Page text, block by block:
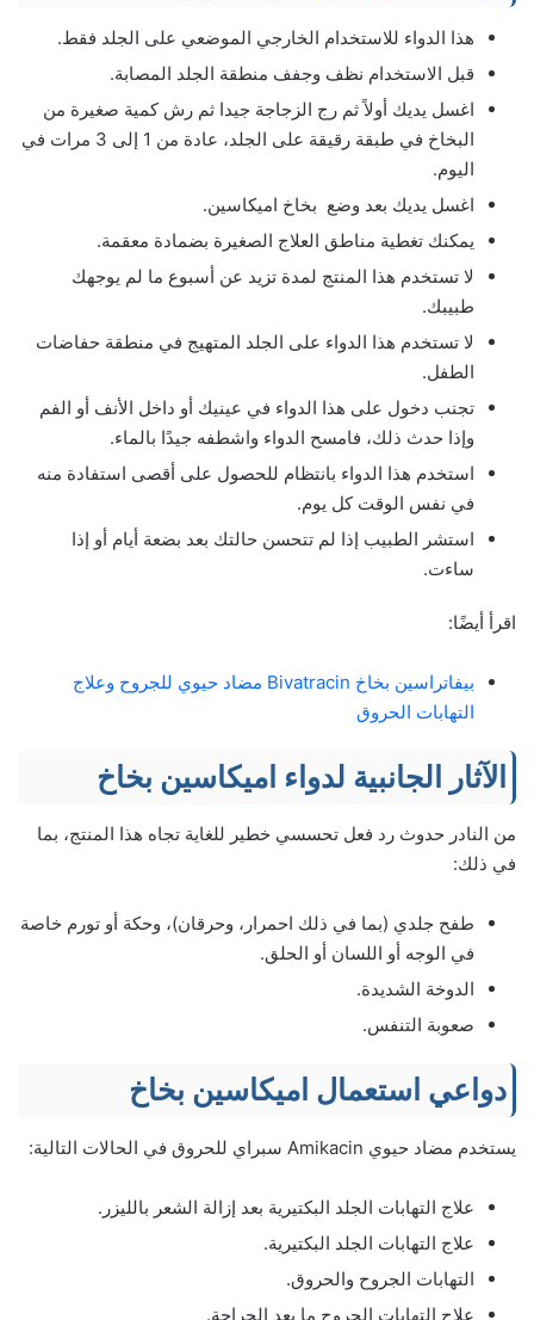
هذا الدواء للاستخدام الخارجي الموضعي على الجلد فقط.
قبل الاستخدام نظف وجفف منطقة الجلد المصابة.
اغسل يديك أولاً ثم رج الزجاجة جيدا ثم رش كمية صغيرة من
البخاخ في طبقة رقيقة على الجلد، عادة من 1 إلى 3 مرات في
اليوم.
اغسل يديك بعد وضع بخاخ اميكاسين.
يمكنك تغطية مناطق العلاج الصغيرة بضمادة معقمة.
لا تستخدم هذا المنتج لمدة تزيد عن أسبوع ما لم يوجهك
طبيبك.
لا تستخدم هذا الدواء على الجلد المتهيج في منطقة حفاضات
الطفل.
تجنب دخول على هذا الدواء في عينيك أو داخل الأنف أو الفم
وإذا حدث ذلك، فامسح الدواء واشطفه جيدًا بالماء.
استخدم هذا الدواء بانتظام للحصول على أقصى استفادة منه
في نفس الوقت كل يوم.
استشر الطبيب إذا لم تتحسن حالتك بعد بضعة أيام أو إذا
ساءت.
اقرأ أيضًا:
بيفاتراسين بخاخ Bivatracin مضاد حيوي للجروح وعلاج
التهابات الحروق
الآثار الجانبية لدواء اميكاسين بخاخ
من النادر حدوث رد فعل تحسسي خطير للغاية تجاه هذا المنتج، بما
في ذلك:
طفح جلدي (بما في ذلك احمرار، وحرقان)، وحكة أو تورم خاصة
في الوجه أو اللسان أو الحلق.
الدوخة الشديدة.
صعوبة التنفس.
دواعي استعمال اميكاسين بخاخ
يستخدم مضاد حيوي Amikacin سبراي للحروق في الحالات التالية:
علاج التهابات الجلد البكتيرية بعد إزالة الشعر بالليزر.
علاج التهابات الجلد البكتيرية.
التهابات الجروح والحروق.
علاج التهابات الجروح ما بعد الجراحة.